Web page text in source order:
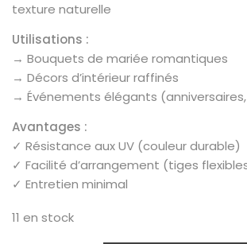
texture naturelle
Utilisations :
→ Bouquets de mariée romantiques
→ Décors d’intérieur raffinés
→ Événements élégants
Avantages :
✓ Résistance aux UV (couleur durable)
✓ Facilité d’arrangement (tiges
✓ Entretien minimal
11 en stock